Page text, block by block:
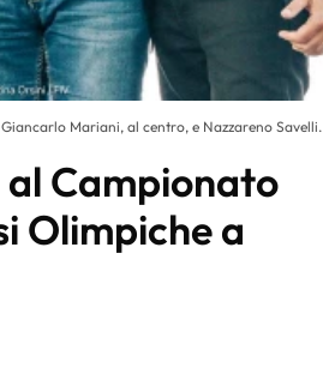
Mariani, al centro, e Nazzareno Savelli.
Campionato
Olimpiche a